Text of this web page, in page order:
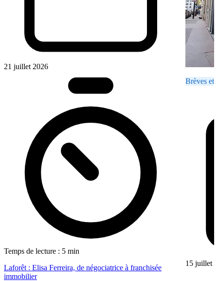
21 juillet 2026
Temps de lecture : 5 min
Laforêt : Elisa Ferreira, de négociatrice à franchisée
immobilier
Brèves et
15 juillet